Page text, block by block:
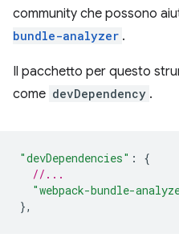
community che possono
bundle-analyzer .
Il pacchetto per questo
come devDependency .
"devDependencies" :
{
//...
"webpack-bundle-
},